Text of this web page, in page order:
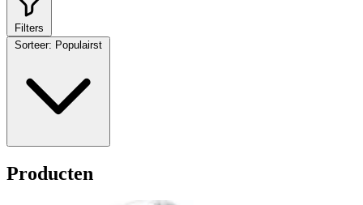
Filters
Sorteer: Populairst
Producten